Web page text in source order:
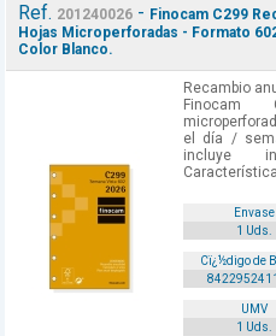
Ref. 201240026- Finocam C299
Hojas Microperforadas - Formato
Color Blanco.
Recambio
Finocam
el día /
incluye
Envase
1 Uds.
Cï¿½digo de
UMV
1 Uds.